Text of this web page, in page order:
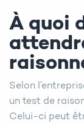
À quoi
Selon
un test de
Celui-ci peut